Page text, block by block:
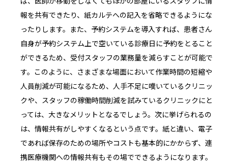
報を共有できたり、紙カルテへの記入を省略できるようにな
ったりします。また、予約システムを導入すれば、患者さん
自身が予約システム上で空いている診療日に予約をとること
ができるため、受付スタッフの業務量を減らすことが可能で
す。このように、さまざまな場面において作業時間の短縮や
人員削減が可能になるため、人手不足に嘆いているクリニッ
クや、スタッフの稼働時間削減を試みているクリニックにと
っては、大きなメリットとなるでしょう。次に挙げられるの
は、情報共有がしやすくなるという点です。紙と違い、電子
であれば保存のための場所やコストも基本的にかからず、連
携医療機関への情報共有もその場でできるようになります。